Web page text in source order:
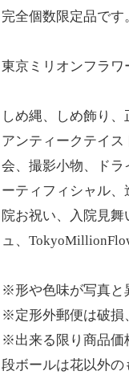
完全個数限定品です
東京ミリオンフラ
しめ縄、しめ飾り
アンティークテイ
会、撮影小物、ド
ーティフィシャル
院お祝い、入院見
ュ、
※形や色味が写真と
※定形外郵便は破損
※出来る限り商品価
段ボールは花以外